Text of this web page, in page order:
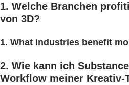
1. Welche Branchen
von 3D?
1. What industries benefit
2. Wie kann ich
Workflow meiner Kreativ-